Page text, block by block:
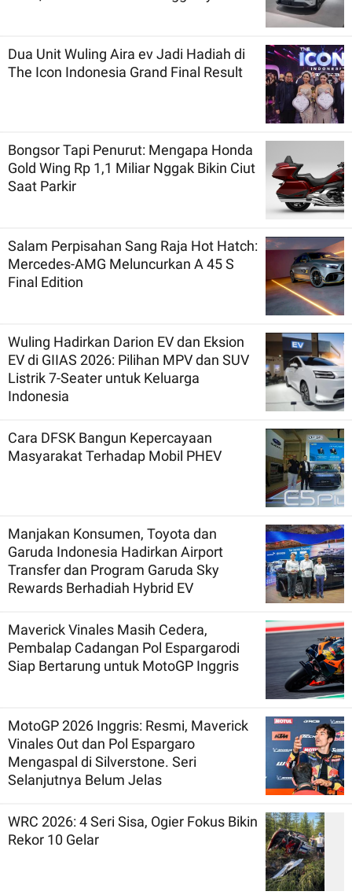
Dua Unit Wuling Aira ev Jadi Hadiah di
The Icon Indonesia Grand Final Result
Bongsor Tapi Penurut: Mengapa Honda
Gold Wing Rp 1,1 Miliar Nggak Bikin Ciut
Saat Parkir
Salam Perpisahan Sang Raja Hot Hatch:
Mercedes-AMG Meluncurkan A 45 S
Final Edition
Wuling Hadirkan Darion EV dan Eksion
EV di GIIAS 2026: Pilihan MPV dan SUV
Listrik 7-Seater untuk Keluarga
Indonesia
Cara DFSK Bangun Kepercayaan
Masyarakat Terhadap Mobil PHEV
Manjakan Konsumen, Toyota dan
Garuda Indonesia Hadirkan Airport
Transfer dan Program Garuda Sky
Rewards Berhadiah Hybrid EV
Maverick Vinales Masih Cedera,
Pembalap Cadangan Pol Espargarodi
Siap Bertarung untuk MotoGP Inggris
MotoGP 2026 Inggris: Resmi, Maverick
Vinales Out dan Pol Espargaro
Mengaspal di Silverstone. Seri
Selanjutnya Belum Jelas
WRC 2026: 4 Seri Sisa, Ogier Fokus Bikin
Rekor 10 Gelar